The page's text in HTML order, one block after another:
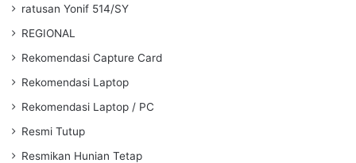
ratusan Yonif 514/SY
REGIONAL
Rekomendasi Capture Card
Rekomendasi Laptop
Rekomendasi Laptop / PC
Resmi Tutup
Resmikan Hunian Tetap